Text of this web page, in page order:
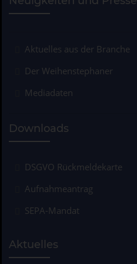
Aktuelles aus der Branche
Der Weihenstephaner
Mediadaten
Downloads
DSGVO Rückmeldekarte
Aufnahmeantrag
SEPA-Mandat
Aktuelles